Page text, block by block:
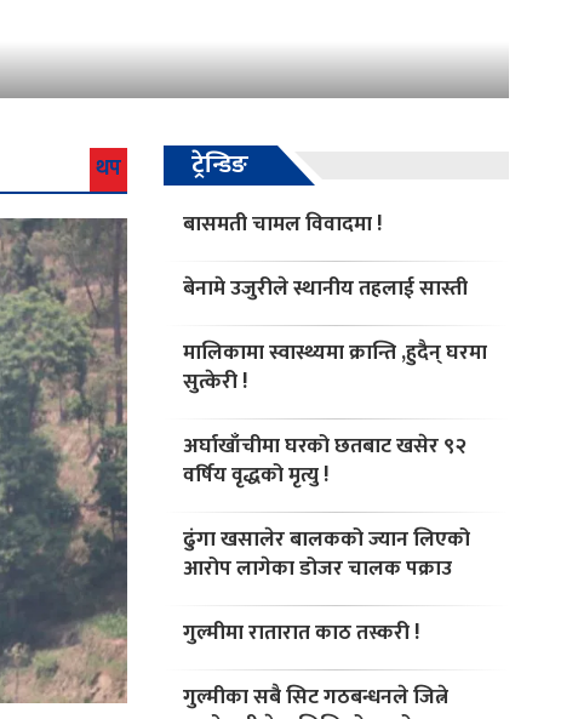
थप ट्रेन्डिङ
बासमती चामल विवादमा !
बेनामे उजुरीले स्थानीय तहलाई सास्ती
मालिकामा स्वास्थ्यमा क्रान्ति ,हुदैन् घरमा
सुत्केरी !
अर्घाखाँचीमा घरको छतबाट खसेर ९२
वर्षिय वृद्धको मृत्यु !
ढुंगा खसालेर बालकको ज्यान लिएको
आरोप लागेका डोजर चालक पक्राउ
गुल्मीमा रातारात काठ तस्करी !
गुल्मीका सबै सिट गठबन्धनले जित्ने